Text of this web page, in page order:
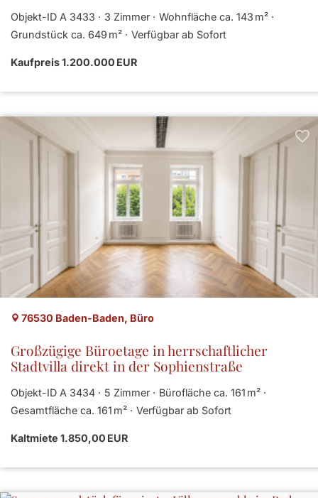
Objekt-ID A 3433 3 Zimmer
Wohnfläche ca. 143 m²
Grund­stück ca. 649 m²
Verfügbar ab Sofort
Kaufpreis 1.200.000 EUR
76530 Baden-Baden, Büro
Großzügige Büroetage in herrschaftlicher
Stadtvilla direkt in der Sophienstraße
Objekt-ID A 3434 5 Zimmer
Bürofläche ca. 161 m²
Gesamtfläche ca. 161 m²
Verfügbar ab Sofort
Kaltmiete 1.850,00 EUR